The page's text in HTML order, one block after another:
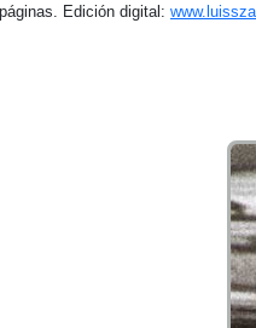
páginas. Edición digital: